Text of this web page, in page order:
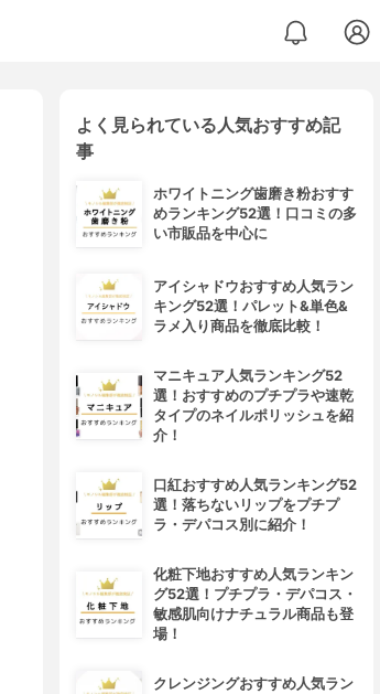
よく見られている人気おすすめ記
事
ホワイトニング歯磨き粉おすす
めランキング52選！口コミの多
い市販品を中心に
アイシャドウおすすめ人気ラン
キング52選！パレット&単色&
ラメ入り商品を徹底比較！
マニキュア人気ランキング52
選！おすすめのプチプラや速乾
タイプのネイルポリッシュを紹
介！
口紅おすすめ人気ランキング52
選！落ちないリップをプチプ
ラ・デパコス別に紹介！
化粧下地おすすめ人気ランキン
グ52選！プチプラ・デパコス・
敏感肌向けナチュラル商品も登
場！
クレンジングおすすめ人気ラン